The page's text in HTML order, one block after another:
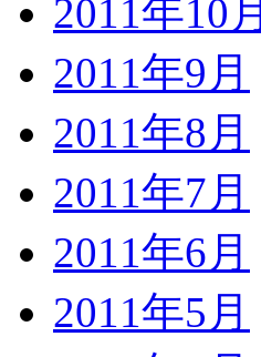
2011年10月
2011年9月
2011年8月
2011年7月
2011年6月
2011年5月